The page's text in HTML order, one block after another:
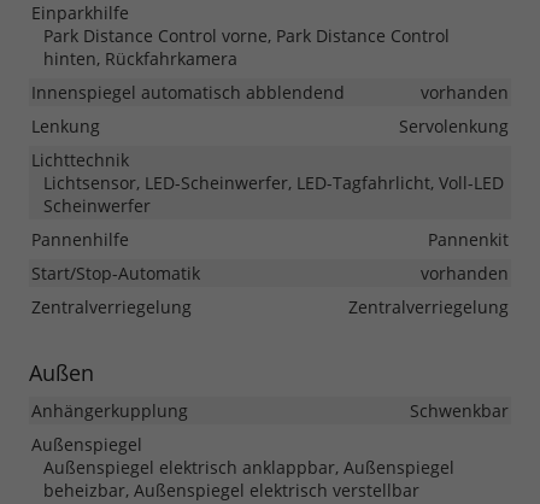
Einparkhilfe
Park Distance Control vorne, Park Distance Control
hinten, Rückfahrkamera
Innenspiegel automatisch abblendend
vorhanden
Lenkung
Servolenkung
Lichttechnik
Lichtsensor, LED-Scheinwerfer, LED-Tagfahrlicht, Voll-LED
Scheinwerfer
Pannenhilfe
Pannenkit
Start/Stop-Automatik
vorhanden
Zentralverriegelung
Zentralverriegelung
Außen
Anhängerkupplung
Schwenkbar
Außenspiegel
Außenspiegel elektrisch anklappbar, Außenspiegel
beheizbar, Außenspiegel elektrisch verstellbar